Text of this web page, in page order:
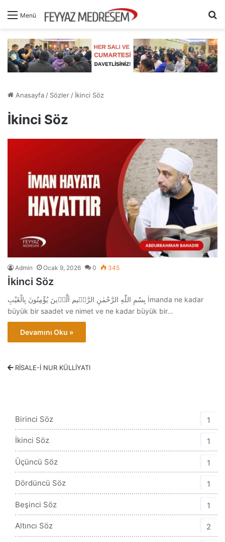
Menü
Anasayfa / Sözler / İkinci Söz
İkinci Söz
Admin Ocak 9, 2026 0 345
İkinci Söz
بِسْمِ اللّٰهِ الرَّحْمٰنِ الرَّحٖيم اَلَّذٖينَ يُؤْمِنُونَ بِالْغَيْبِ İmanda ne kadar
büyük bir saadet ve nimet ve ne kadar büyük bir…
Devamını Oku »
RİSALE-İ NUR KÜLLİYATI
Birinci Söz 1
İkinci Söz 1
Üçüncü Söz 1
Dördüncü Söz 1
Beşinci Söz 1
Altıncı Söz 2